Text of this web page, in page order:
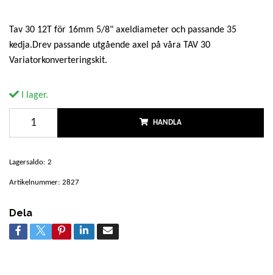
Tav 30 12T för 16mm 5/8" axeldiameter och passande 35
kedja.Drev passande utgående axel på våra TAV 30
Variatorkonverteringskit.
I lager.
HANDLA
Lagersaldo: 2
Artikelnummer: 2827
Dela